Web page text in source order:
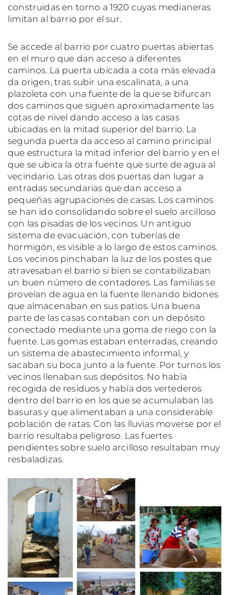
construidas en torno a 1920 cuyas medianeras
limitan al barrio por el sur.
Se accede al barrio por cuatro puertas abiertas
en el muro que dan acceso a diferentes
caminos. La puerta ubicada a cota más elevada
da origen, tras subir una escalinata, a una
plazoleta con una fuente de la que se bifurcan
dos caminos que siguen aproximadamente las
cotas de nivel dando acceso a las casas
ubicadas en la mitad superior del barrio. La
segunda puerta da acceso al camino principal
que estructura la mitad inferior del barrio y en el
que se ubica la otra fuente que surte de agua al
vecindario. Las otras dos puertas dan lugar a
entradas secundarias que dan acceso a
pequeñas agrupaciones de casas. Los caminos
se han ido consolidando sobre el suelo arcilloso
con las pisadas de los vecinos. Un antiguo
sistema de evacuación, con tuberías de
hormigón, es visible a lo largo de estos caminos.
Los vecinos pinchaban la luz de los postes que
atravesaban el barrio si bien se contabilizaban
un buen número de contadores. Las familias se
proveían de agua en la fuente llenando bidones
que almacenaban en sus patios. Una buena
parte de las casas contaban con un depósito
conectado mediante una goma de riego con la
fuente. Las gomas estaban enterradas, creando
un sistema de abastecimiento informal, y
sacaban su boca junto a la fuente. Por turnos los
vecinos llenaban sus depósitos. No había
recogida de residuos y había dos vertederos
dentro del barrio en los que se acumulaban las
basuras y que alimentaban a una considerable
población de ratas. Con las lluvias moverse por el
barrio resultaba peligroso. Las fuertes
pendientes sobre suelo arcilloso resultaban muy
resbaladizas.